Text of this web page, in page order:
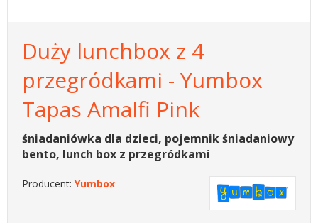
Duży lunchbox z 4
przegródkami - Yumbox
Tapas Amalfi Pink
śniadaniówka dla dzieci, pojemnik śniadaniowy
bento, lunch box z przegródkami
Producent: Yumbox